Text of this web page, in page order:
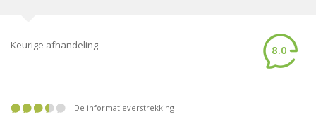
Keurige afhandeling 8.0
De informatieverstrekking